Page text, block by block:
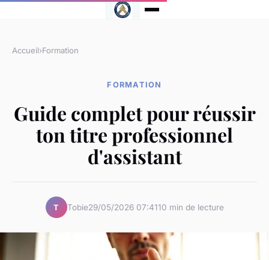
Accueil›Formation
FORMATION
Guide complet pour réussir
ton titre professionnel
d'assistant
T Tobie29/05/2026 07:4110 min de lecture